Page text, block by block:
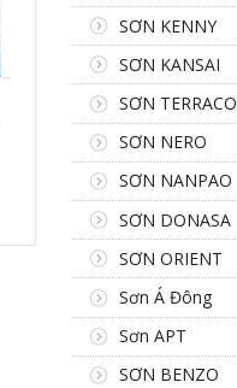
SƠN KENNY
SƠN KANSAI
SƠN TERRACO
SƠN NERO
SƠN NANPAO
SƠN DONASA
SƠN ORIENT
Sơn Á Đông
Sơn APT
SƠN BENZO